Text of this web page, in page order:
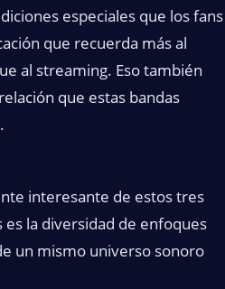
especiales que los fans
que recuerda más al
al streaming. Eso también
que estas bandas
interesante de estos tres
la diversidad de enfoques
un mismo universo sonoro